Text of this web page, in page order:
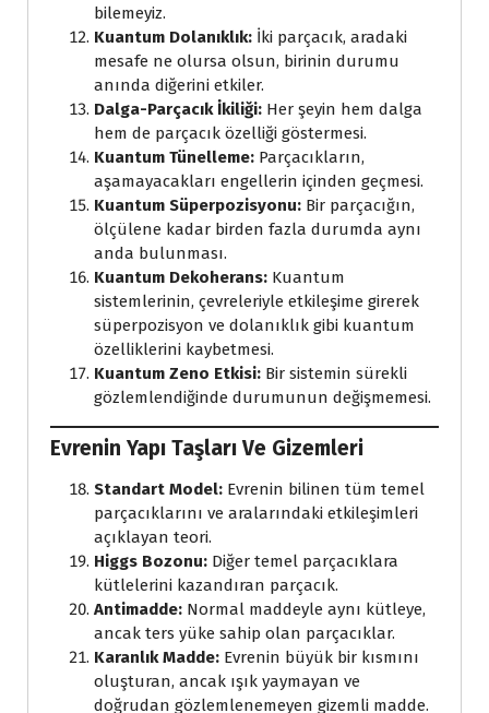
bilemeyiz.
Kuantum Dolanıklık: İki parçacık, aradaki
mesafe ne olursa olsun, birinin durumu
anında diğerini etkiler.
Dalga-Parçacık İkiliği: Her şeyin hem dalga
hem de parçacık özelliği göstermesi.
Kuantum Tünelleme: Parçacıkların,
aşamayacakları engellerin içinden geçmesi.
Kuantum Süperpozisyonu: Bir parçacığın,
ölçülene kadar birden fazla durumda aynı
anda bulunması.
Kuantum Dekoherans: Kuantum
sistemlerinin, çevreleriyle etkileşime girerek
süperpozisyon ve dolanıklık gibi kuantum
özelliklerini kaybetmesi.
Kuantum Zeno Etkisi: Bir sistemin sürekli
gözlemlendiğinde durumunun değişmemesi.
Evrenin Yapı Taşları Ve Gizemleri
Standart Model: Evrenin bilinen tüm temel
parçacıklarını ve aralarındaki etkileşimleri
açıklayan teori.
Higgs Bozonu: Diğer temel parçacıklara
kütlelerini kazandıran parçacık.
Antimadde: Normal maddeyle aynı kütleye,
ancak ters yüke sahip olan parçacıklar.
Karanlık Madde: Evrenin büyük bir kısmını
oluşturan, ancak ışık yaymayan ve
doğrudan gözlemlenemeyen gizemli madde.